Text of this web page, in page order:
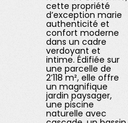
cette propriété
d’exception marie
authenticité et
confort moderne
dans un cadre
verdoyant et
intime. Édifiée sur
une parcelle de
2’118 m², elle offre
un magnifique
jardin paysager,
une piscine
naturelle avec